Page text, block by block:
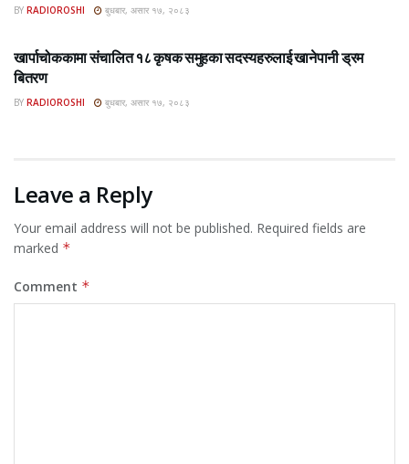
BY RADIOROSHI बुधबार, असार १७, २०८३
खार्पाचोककामा संचालित १८ कृषक समुहका सदस्यहरुलाई खानेपानी ड्रम
बितरण
BY RADIOROSHI बुधबार, असार १७, २०८३
Leave a Reply
Your email address will not be published. Required fields are
marked *
Comment *